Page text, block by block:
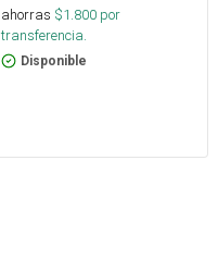
ahorras $1.800 por
transferencia.
Disponible